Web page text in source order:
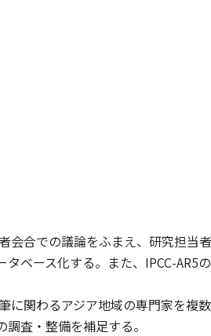
会合での議論をふまえ、研究担
ベース化する。また、IPCC-
に関わるアジア地域の専門家を
査・整備を補足する。